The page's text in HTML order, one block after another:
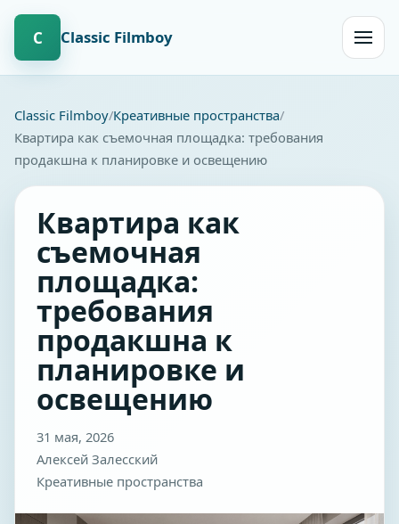
С
Сlassic Filmboy
Сlassic Filmboy Креативные пространства
Квартира как съемочная площадка: требования
продакшна к планировке и освещению
Квартира как
съемочная
площадка:
требования
продакшна к
планировке и
освещению
31 мая, 2026
Алексей Залесский
Креативные пространства